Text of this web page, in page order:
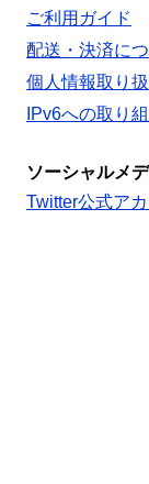
ご利用ガイド
配送・決済に
個人情報取り
IPv6への取り
ソーシャルメ
Twitter公式ア